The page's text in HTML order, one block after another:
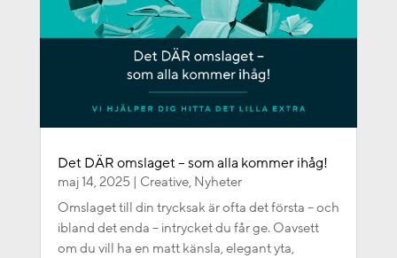
Det DÄR omslaget – som alla kommer ihåg!
maj 14, 2025 | Creative, Nyheter
Omslaget till din trycksak är ofta det första – och
ibland det enda – intrycket du får ge. Oavsett
om du vill ha en matt känsla, elegant yta,